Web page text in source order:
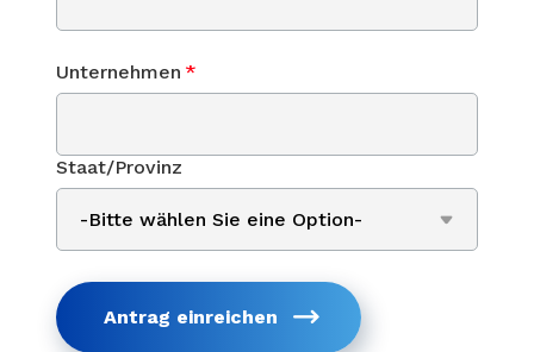
Unternehmen *
Staat/Provinz
Antrag einreichen